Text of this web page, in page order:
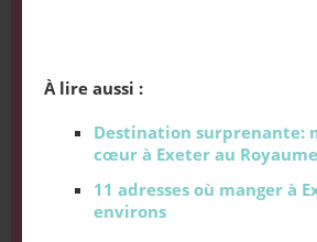
À lire aussi :
Destination surprenante:
cœur à Exeter au
11 adresses où manger à
environs